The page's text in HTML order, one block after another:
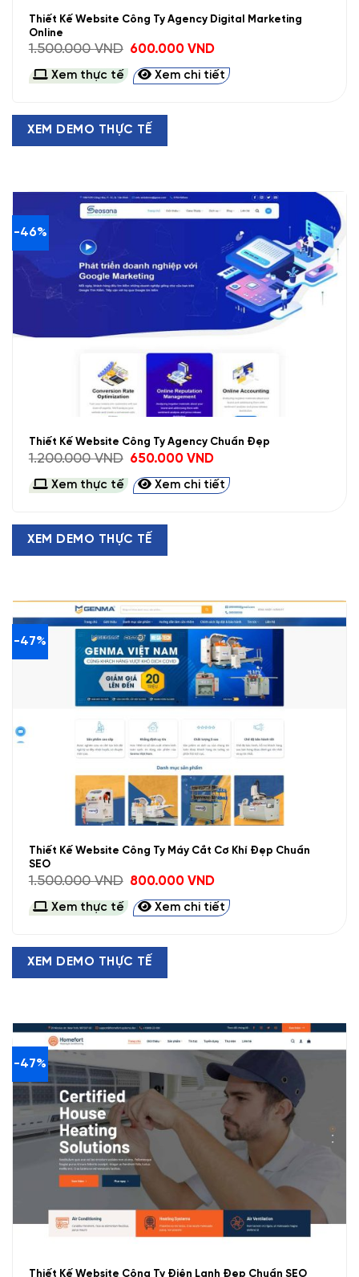
Thiết Kế Website Công Ty Agency Digital Marketing
Online
1.500.000VND
Giá
là:
1.500.000 VND.
600.000VNDGiá
tại
là:
Xem thực tế Xem chi tiết
XEM DEMO THỰC TẾ
-46%
Thiết Kế Website Công Ty Agency Chuẩn Đẹp
1.200.000VND
Giá
gốc
là:
1.200.000 VND.
650.000VNDGiá
tại
là:
650.000 VND.
Xem thực tế Xem chi tiết
XEM DEMO THỰC TẾ
-47%
Thiết Kế Website Công Ty Máy Cắt Cơ Khí Đẹp Chuẩn
SEO
1.500.000VND
Giá
gốc
là:
1.500.000 VND.
800.000VNDGiá
tại
là:
800.000 VND.
Xem thực tế Xem chi tiết
XEM DEMO THỰC TẾ
-47%
Thiết Kế Website Công Ty Điện Lạnh Đẹp Chuẩn SEO